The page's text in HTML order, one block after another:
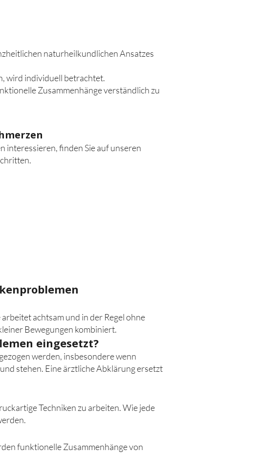
naturheilkundlichen Ansatzes
wird individuell betrachtet.
Zusammenhänge verständlich zu
interessieren, finden Sie auf unseren
achtsam und in der Regel ohne
Bewegungen kombiniert.
eingesetzt?
werden, insbesondere wenn
stehen. Eine ärztliche Abklärung ersetzt
Techniken zu arbeiten. Wie jede
funktionelle Zusammenhänge von